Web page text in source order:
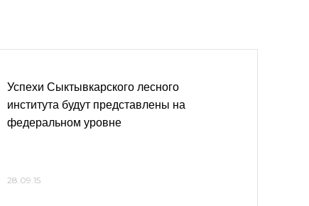
Успехи Сыктывкарского лесного
института будут представлены на
федеральном уровне
28.09.15